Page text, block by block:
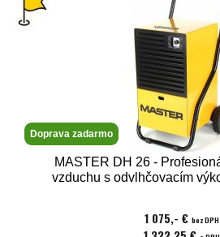
Doprava zadarmo
MASTER DH 26 -
vzduchu s odvlhčovacím
1 075,- € bez DPH